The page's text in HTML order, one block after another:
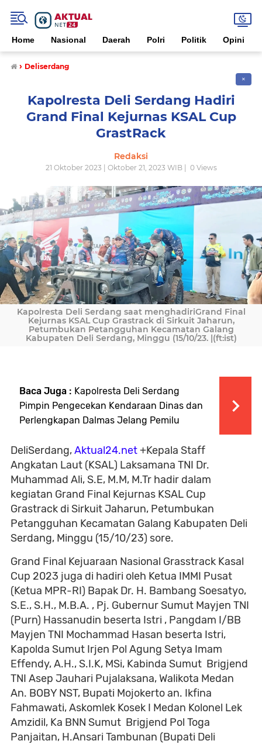
Home Nasional Daerah Polri Politik Opini
› Deliserdang
✕
Kapolresta Deli Serdang Hadiri
Grand Final Kejurnas KSAL Cup
GrastRack
Redaksi
21 Oktober 2023 | Oktober 21, 2023 WIB | 0Views
Kapolresta Deli Serdang saat menghadiriGrand Final
Kejurnas KSAL Cup Grastrack di Sirkuit Jaharun,
Petumbukan Petangguhan Kecamatan Galang
Kabupaten Deli Serdang, Minggu (15/10/23. |(ft:ist)
Baca Juga : Kapolresta Deli Serdang
Pimpin Pengecekan Kendaraan Dinas dan
Perlengkapan Dalmas Jelang Pemilu
DeliSerdang,Aktual24.net+Kepala Staff
Angkatan Laut (KSAL) Laksamana TNI Dr.
Muhammad Ali, S.E, M.M, M.Tr hadir dalam
kegiatan Grand Final Kejurnas KSAL Cup
Grastrack di Sirkuit Jaharun, Petumbukan
Petangguhan Kecamatan Galang Kabupaten Deli
Serdang, Minggu (15/10/23) sore.
Grand Final Kejuaraan Nasional Grasstrack Kasal
Cup 2023 juga di hadiri oleh Ketua IMMI Pusat
(Ketua MPR-RI) Bapak Dr. H. Bambang Soesatyo,
S.E., S.H., M.B.A. , Pj. Gubernur Sumut Mayjen TNI
(Purn) Hassanudin beserta Istri , Pangdam I/BB
Mayjen TNI Mochammad Hasan beserta Istri,
Kapolda Sumut Irjen Pol Agung Setya Imam
Effendy, A.H., S.I.K, MSi, Kabinda Sumut Brigjend
TNI Asep Jauhari Pujalaksana, Walikota Medan
An. BOBY NST, Bupati Mojokerto an. Ikfina
Fahmawati, Askomlek Kosek I Medan Kolonel Lek
Amzidil, Ka BNN Sumut Brigjend Pol Toga
Panjaitan, H.Ansari Tambunan (Bupati Deli